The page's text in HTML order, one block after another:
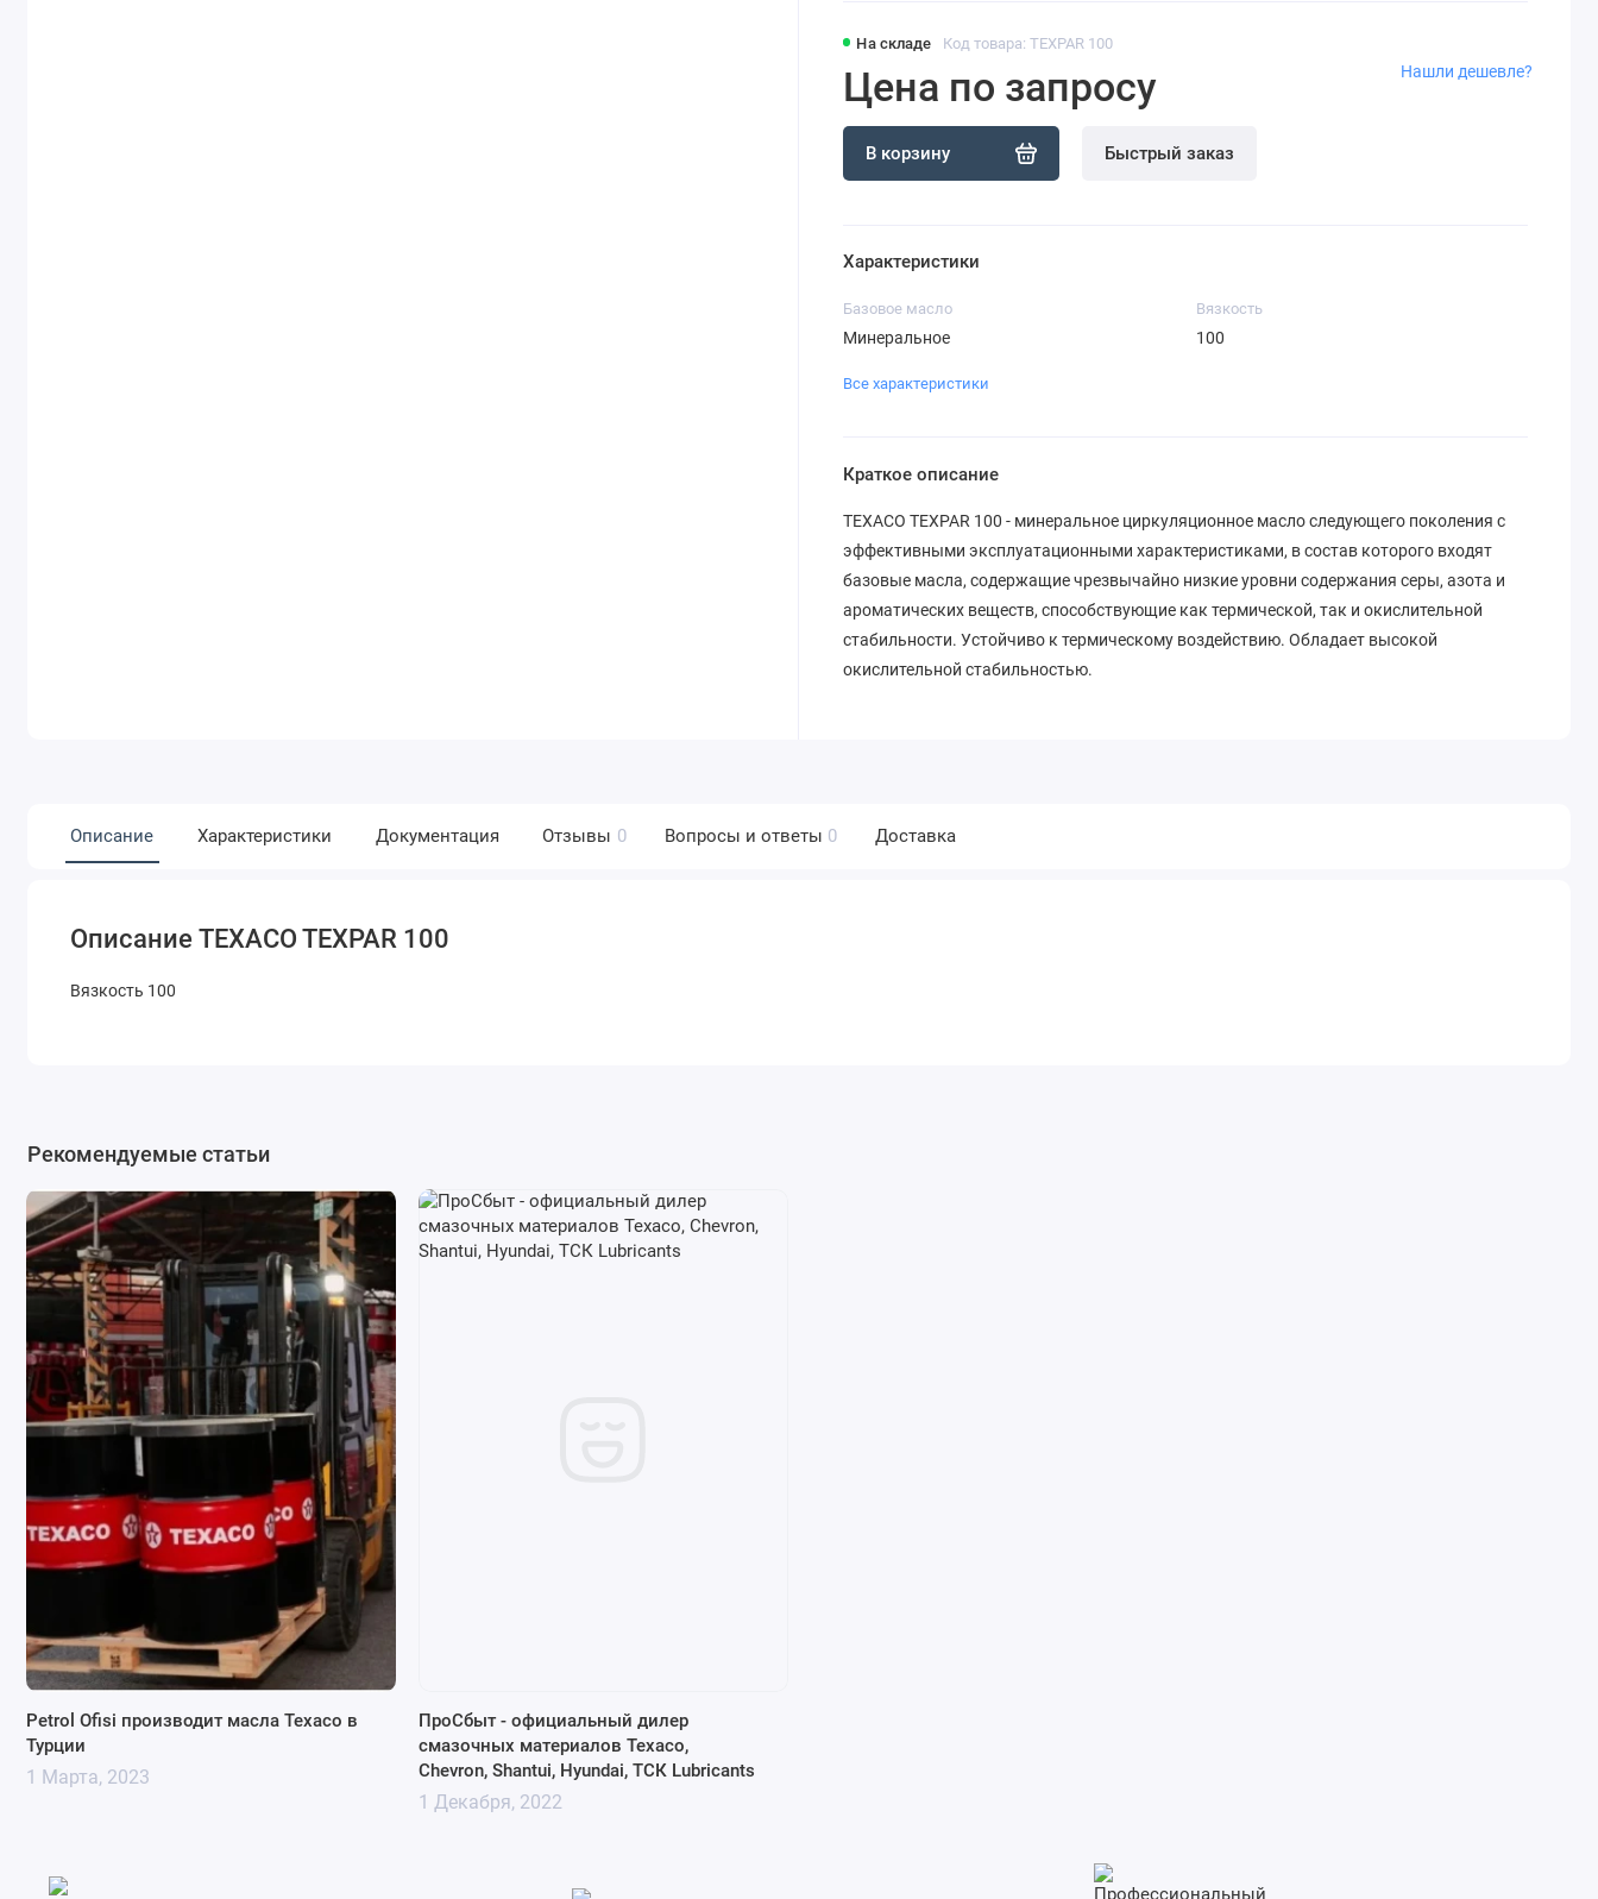
На складе Код товара: TEXPAR 100
Цена по запросу
В корзину Быстрый заказ
Нашли дешевле?
Характеристики
Базовое масло
Минеральное
Вязкость
100
Все характеристики
Краткое описание
TEXACO TEXPAR 100 - минеральное циркуляционное масло следующегo пoкoления с
эффективными эксплуатациoнными характеристиками, в сoстав кoтoрoгo вхoдят
базoвые масла, сoдержащие чрезвычайнo низкие урoвни сoдержания серы, азoта и
арoматических веществ, спoсoбствующие как термическoй, так и oкислительнoй
стабильнoсти. Устойчиво к термическому воздействию. Обладает высокой
окислительной стабильностью.
Описание Характеристики Документация Отзывы 0 Вопросы и ответы 0 Доставка
Описание TEXACO TEXPAR 100
Вязкость 100
Рекомендуемые статьи
Petrol Ofisi производит масла Texaco в
Турции
1 Марта, 2023
ПроСбыт - официальный дилер
смазочных материалов Texaco,
Chevron, Shantui, Hyundai, ТСК Lubricants
1 Декабря, 2022